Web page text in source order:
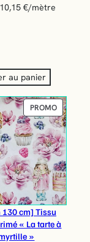
10,15 €/mètre
au panier
PROMOPRODUIT
EN
130 cm] Tissu
« La tarte à
»